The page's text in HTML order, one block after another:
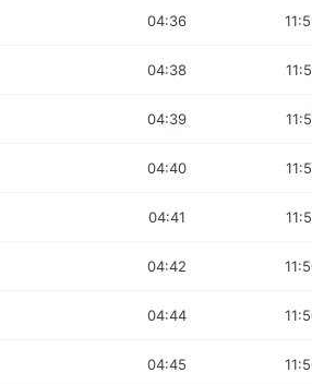
04:36
04:38
04:39
04:40
04:41
04:42
04:44
04:45